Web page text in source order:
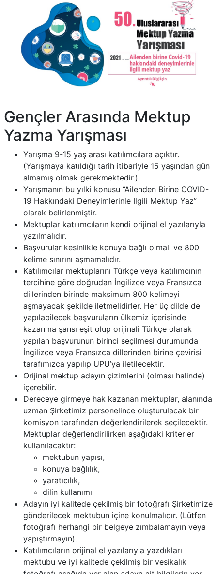
Gençler Arasında Mektup
Yazma Yarışması
Yarışma 9-15 yaş arası katılımcılara açıktır.
(Yarışmaya katıldığı tarih itibariyle 15 yaşından gün
almamış olmak gerekmektedir.)
Yarışmanın bu yılki konusu “Ailenden Birine COVID-
19 Hakkındaki Deneyimlerinle İlgili Mektup Yaz”
olarak belirlenmiştir.
Mektuplar katılımcıların kendi orijinal el yazılarıyla
yazılmalıdır.
Başvurular kesinlikle konuya bağlı olmalı ve 800
kelime sınırını aşmamalıdır.
Katılımcılar mektuplarını Türkçe veya katılımcının
tercihine göre doğrudan İngilizce veya Fransızca
dillerinden birinde maksimum 800 kelimeyi
aşmayacak şekilde iletmelidirler. Her üç dilde de
yapılabilecek başvuruların ülkemiz içerisinde
kazanma şansı eşit olup orijinali Türkçe olarak
yapılan başvurunun birinci seçilmesi durumunda
İngilizce veya Fransızca dillerinden birine çevirisi
tarafımızca yapılıp UPU’ya iletilecektir.
Orijinal mektup adayın çizimlerini (olması halinde)
içerebilir.
Dereceye girmeye hak kazanan mektuplar, alanında
uzman Şirketimiz personelince oluşturulacak bir
komisyon tarafından değerlendirilerek seçilecektir.
Mektuplar değerlendirilirken aşağıdaki kriterler
kullanılacaktır:
mektubun yapısı,
konuya bağlılık,
yaratıcılık,
dilin kullanımı
Adayın iyi kalitede çekilmiş bir fotoğrafı Şirketimize
gönderilecek mektubun içine konulmalıdır. (Lütfen
fotoğrafı herhangi bir belgeye zımbalamayın veya
yapıştırmayın).
Katılımcıların orijinal el yazılarıyla yazdıkları
mektubu ve iyi kalitede çekilmiş bir vesikalık